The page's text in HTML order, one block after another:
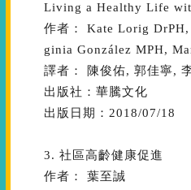
Living a Healthy Life
作者： Kate Lorig
ginia González MPH,
譯者： 陳俊佑, 郭佳寧,
出版社：華騰文化
出版日期：2018/07/18
3. 社區高齡健康促進
作者： 葉至誠